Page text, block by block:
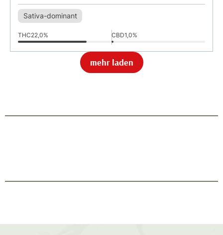
Sativa-dominant
THC22,0% CBD1,0%
mehr laden